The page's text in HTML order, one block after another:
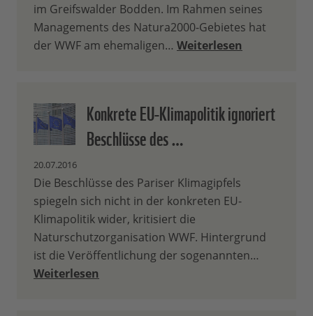
im Greifswalder Bodden. Im Rahmen seines
Managements des Natura2000-Gebietes hat
der WWF am ehemaligen… Weiterlesen
Konkrete EU-Klimapolitik ignoriert
Beschlüsse des …
20.07.2016
Die Beschlüsse des Pariser Klimagipfels
spiegeln sich nicht in der konkreten EU-
Klimapolitik wider, kritisiert die
Naturschutzorganisation WWF. Hintergrund
ist die Veröffentlichung der sogenannten…
Weiterlesen